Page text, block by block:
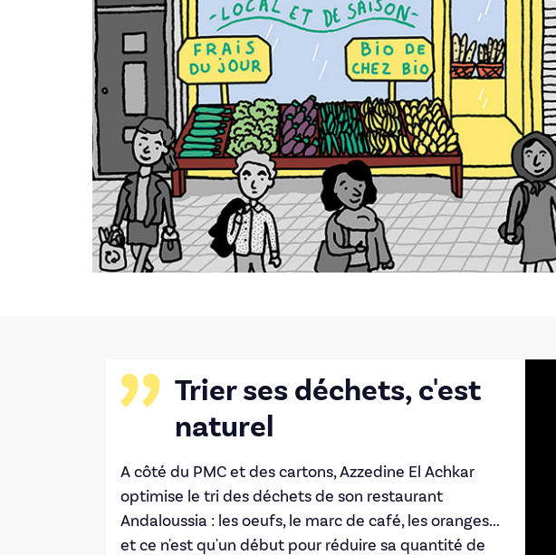
Trier ses déchets, c'est
naturel
A côté du PMC et des cartons, Azzedine El Achkar
optimise le tri des déchets de son restaurant
Andaloussia : les oeufs, le marc de café, les oranges...
et ce n'est qu'un début pour réduire sa quantité de